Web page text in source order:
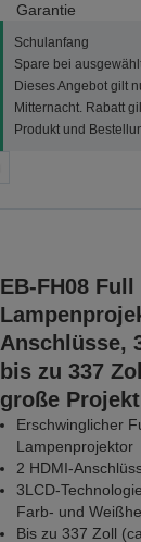
Garantie
Schulanfang
Spare bei
Dieses Angebot gilt
Mitternacht. Rabatt
Produkt und
EB-FH08 Full
Anschlüsse,
bis zu 337
große
Erschwinglicher
Lampenprojektor
2 HDMI-
3LCD-
Farb- und
Bis zu 337 Zoll